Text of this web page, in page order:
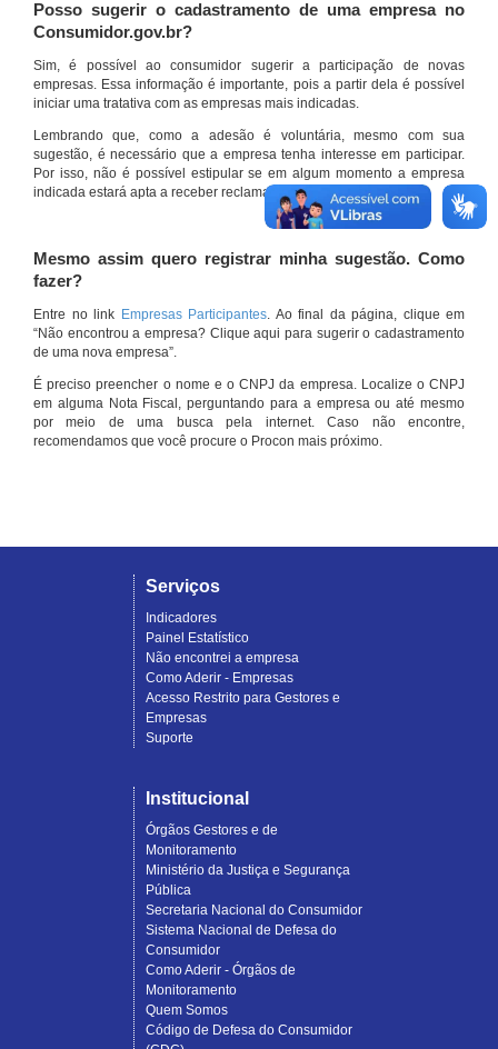
Posso sugerir o cadastramento de uma empresa no
Consumidor.gov.br?
Sim, é possível ao consumidor sugerir a participação de novas
empresas. Essa informação é importante, pois a partir dela é possível
iniciar uma tratativa com as empresas mais indicadas.
Lembrando que, como a adesão é voluntária, mesmo com sua
sugestão, é necessário que a empresa tenha interesse em participar.
Por isso, não é possível estipular se em algum momento a empresa
indicada estará apta a receber reclamações por meio do site.
Mesmo assim quero registrar minha sugestão. Como
fazer?
Entre no link Empresas Participantes. Ao final da página, clique em
“Não encontrou a empresa? Clique aqui para sugerir o cadastramento
de uma nova empresa”.
É preciso preencher o nome e o CNPJ da empresa. Localize o CNPJ
em alguma Nota Fiscal, perguntando para a empresa ou até mesmo
por meio de uma busca pela internet. Caso não encontre,
recomendamos que você procure o Procon mais próximo.
Serviços
Indicadores
Painel Estatístico
Não encontrei a empresa
Como Aderir - Empresas
Acesso Restrito para Gestores e
Empresas
Suporte
Institucional
Órgãos Gestores e de
Monitoramento
Ministério da Justiça e Segurança
Pública
Secretaria Nacional do Consumidor
Sistema Nacional de Defesa do
Consumidor
Como Aderir - Órgãos de
Monitoramento
Quem Somos
Código de Defesa do Consumidor